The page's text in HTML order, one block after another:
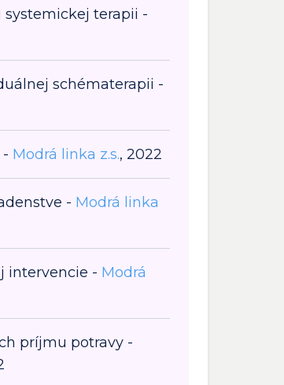
systemickej terapii -
schématerapii -
Modrá linka z.s., 2022
- Modrá linka
intervencie - Modrá
príjmu potravy -